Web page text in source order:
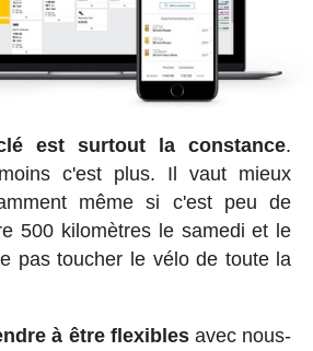
est surtout la constance.
c'est plus. Il vaut mieux
même si c'est peu de
500 kilomètres le samedi et le
pas toucher le vélo de toute la
à être flexiblesavec nous-